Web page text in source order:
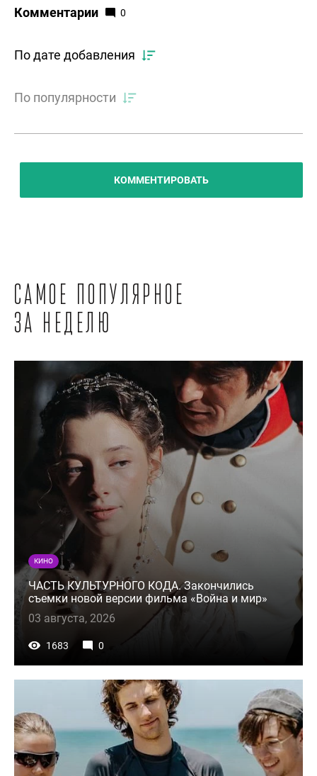
Комментарии 0
По дате добавления
По популярности
КОММЕНТИРОВАТЬ
Самое популярное
за неделю
КИНО
ЧАСТЬ КУЛЬТУРНОГО КОДА. Закончились
съемки новой версии фильма «Война и мир»
03 августа, 2026
1683 0